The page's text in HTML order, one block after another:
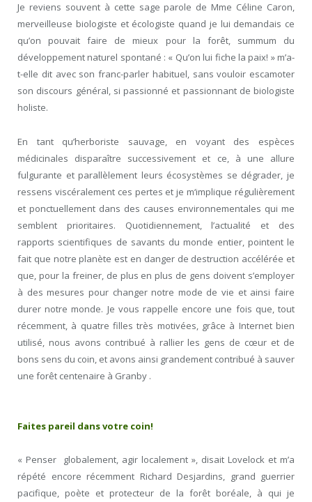
Je reviens souvent à cette sage parole de Mme Céline Caron,
merveilleuse biologiste et écologiste quand je lui demandais ce
qu’on pouvait faire de mieux pour la forêt, summum du
développement naturel spontané : « Qu’on lui fiche la paix! » m’a-
t-elle dit avec son franc-parler habituel, sans vouloir escamoter
son discours général, si passionné et passionnant de biologiste
holiste.
En tant qu’herboriste sauvage, en voyant des espèces
médicinales disparaître successivement et ce, à une allure
fulgurante et parallèlement leurs écosystèmes se dégrader, je
ressens viscéralement ces pertes et je m‘implique régulièrement
et ponctuellement dans des causes environnementales qui me
semblent prioritaires. Quotidiennement, l’actualité et des
rapports scientifiques de savants du monde entier, pointent le
fait que notre planète est en danger de destruction accélérée et
que, pour la freiner, de plus en plus de gens doivent s’employer
à des mesures pour changer notre mode de vie et ainsi faire
durer notre monde. Je vous rappelle encore une fois que, tout
récemment, à quatre filles très motivées, grâce à Internet bien
utilisé, nous avons contribué à rallier les gens de cœur et de
bons sens du coin, et avons ainsi grandement contribué à sauver
une forêt centenaire à Granby .
Faites pareil dans votre coin!
« Penser globalement, agir localement », disait Lovelock et m’a
répété encore récemment Richard Desjardins, grand guerrier
pacifique, poète et protecteur de la forêt boréale, à qui je